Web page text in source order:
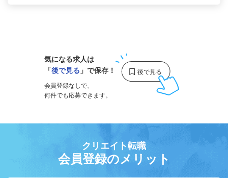
気になる求人は
「後で見る 」で保存！
会員登録なしで、
何件でも応募できます。
クリエイト転職
会員登録のメリット